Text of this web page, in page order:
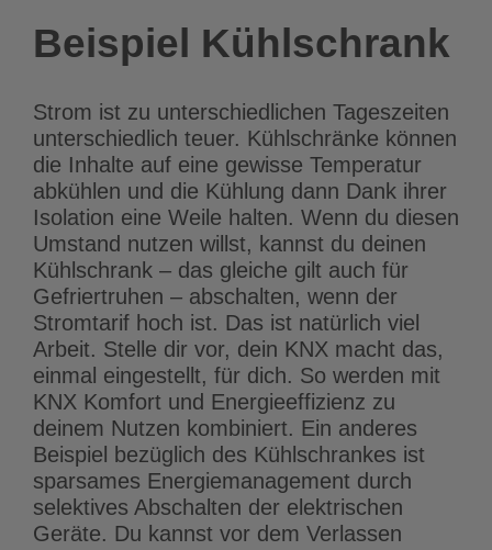
Beispiel Kühlschrank
Strom ist zu unterschiedlichen Tageszeiten
unterschiedlich teuer. Kühlschränke können
die Inhalte auf eine gewisse Temperatur
abkühlen und die Kühlung dann Dank ihrer
Isolation eine Weile halten. Wenn du diesen
Umstand nutzen willst, kannst du deinen
Kühlschrank – das gleiche gilt auch für
Gefriertruhen – abschalten, wenn der
Stromtarif hoch ist. Das ist natürlich viel
Arbeit. Stelle dir vor, dein KNX macht das,
einmal eingestellt, für dich. So werden mit
KNX Komfort und Energieeffizienz zu
deinem Nutzen kombiniert. Ein anderes
Beispiel bezüglich des Kühlschrankes ist
sparsames Energiemanagement durch
selektives Abschalten der elektrischen
Geräte. Du kannst vor dem Verlassen